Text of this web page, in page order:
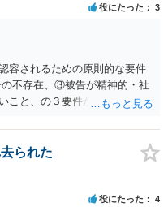
役にたった 3
容されるための原則的な要件
不存在、③被告が精神的・社
こと、の３要件が必要である
れば、専業主婦の貴方が経済
ますので（③）、現時点で
にくい状況であると考えられ
した場合（②）、別居期間は
の１程度とはいえ相当程度の
られた
役にたった 4